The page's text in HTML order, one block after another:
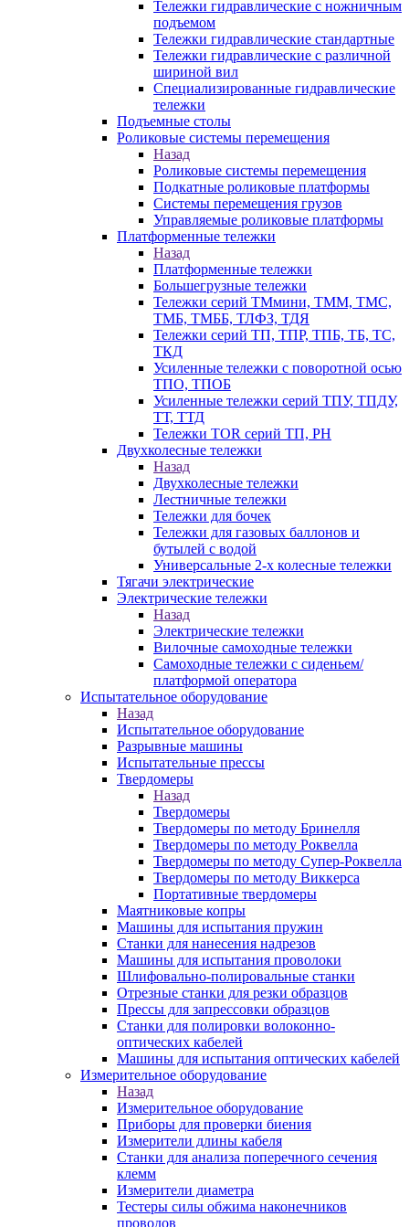
Тележки гидравлические с ножничным
подъемом
Тележки гидравлические стандартные
Тележки гидравлические с различной
шириной вил
Специализированные гидравлические
тележки
Подъемные столы
Роликовые системы перемещения
Назад
Роликовые системы перемещения
Подкатные роликовые платформы
Системы перемещения грузов
Управляемые роликовые платформы
Платформенные тележки
Назад
Платформенные тележки
Большегрузные тележки
Тележки серий ТМмини, ТММ, ТМС,
ТМБ, ТМББ, ТЛФЗ, ТДЯ
Тележки серий ТП, ТПР, ТПБ, ТБ, ТС,
ТКД
Усиленные тележки с поворотной осью
ТПО, ТПОБ
Усиленные тележки серий ТПУ, ТПДУ,
ТТ, ТТД
Тележки TOR серий ТП, PH
Двухколесные тележки
Назад
Двухколесные тележки
Лестничные тележки
Тележки для бочек
Тележки для газовых баллонов и
бутылей с водой
Универсальные 2-х колесные тележки
Тягачи электрические
Электрические тележки
Назад
Электрические тележки
Вилочные самоходные тележки
Самоходные тележки с сиденьем/
платформой оператора
Испытательное оборудование
Назад
Испытательное оборудование
Разрывные машины
Испытательные прессы
Твердомеры
Назад
Твердомеры
Твердомеры по методу Бринелля
Твердомеры по методу Роквелла
Твердомеры по методу Супер-Роквелла
Твердомеры по методу Виккерса
Портативные твердомеры
Маятниковые копры
Машины для испытания пружин
Станки для нанесения надрезов
Машины для испытания проволоки
Шлифовально-полировальные станки
Отрезные станки для резки образцов
Прессы для запрессовки образцов
Станки для полировки волоконно-
оптических кабелей
Машины для испытания оптических кабелей
Измерительное оборудование
Назад
Измерительное оборудование
Приборы для проверки биения
Измерители длины кабеля
Станки для анализа поперечного сечения
клемм
Измерители диаметра
Тестеры силы обжима наконечников
проводов